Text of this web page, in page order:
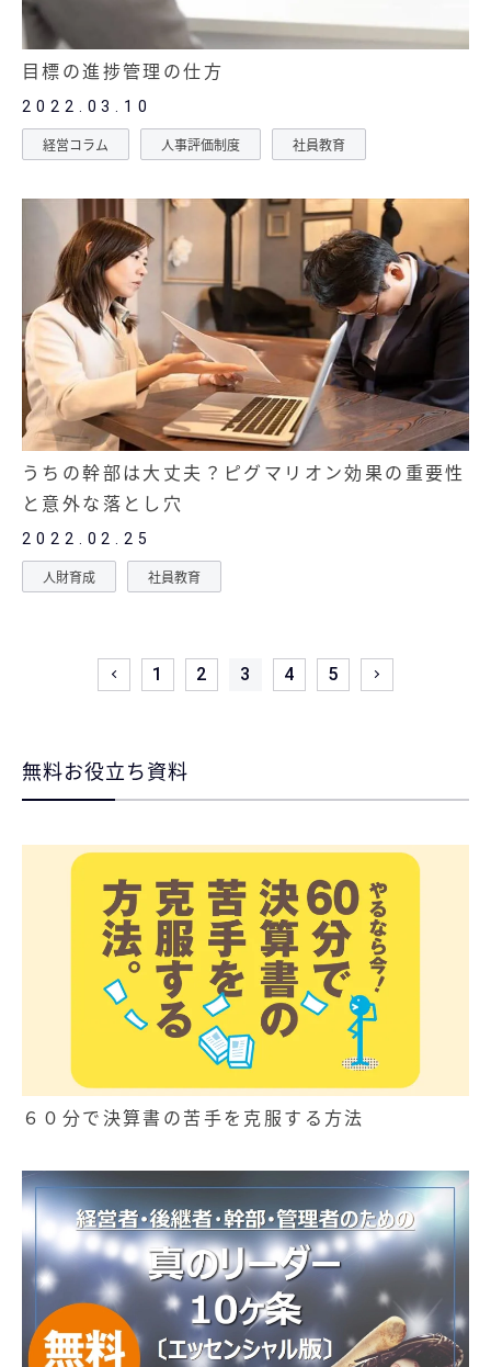
目標の進捗管理の仕方
2022.03.10
経営コラム 人事評価制度 社員教育
うちの幹部は大丈夫？ピグマリオン効果の重要性
と意外な落とし穴
2022.02.25
人財育成 社員教育
1 2 3 4 5
無料お役立ち資料
６０分で決算書の苦手を克服する方法